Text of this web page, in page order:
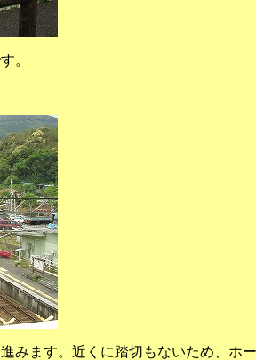
。
みます。近くに踏切もないため、ホ